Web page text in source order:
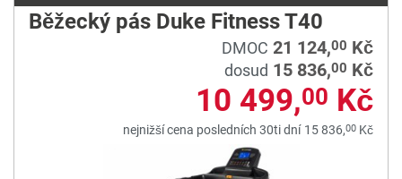
Běžecký pás Duke Fitness T40
DMOC 21 124,00 Kč
dosud 15 836,00 Kč
10 499,00 Kč
nejnižší cena posledních 30ti dní 15 836,00 Kč